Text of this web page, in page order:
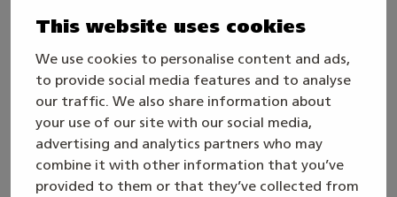
This website uses cookies
We use cookies to personalise content and ads,
to provide social media features and to analyse
our traffic. We also share information about
your use of our site with our social media,
advertising and analytics partners who may
combine it with other information that you’ve
provided to them or that they’ve collected from
30. juli
Skills Games 2027-året inleds – följ den
direktsända öppningssändningen
onsdagen den 19.8